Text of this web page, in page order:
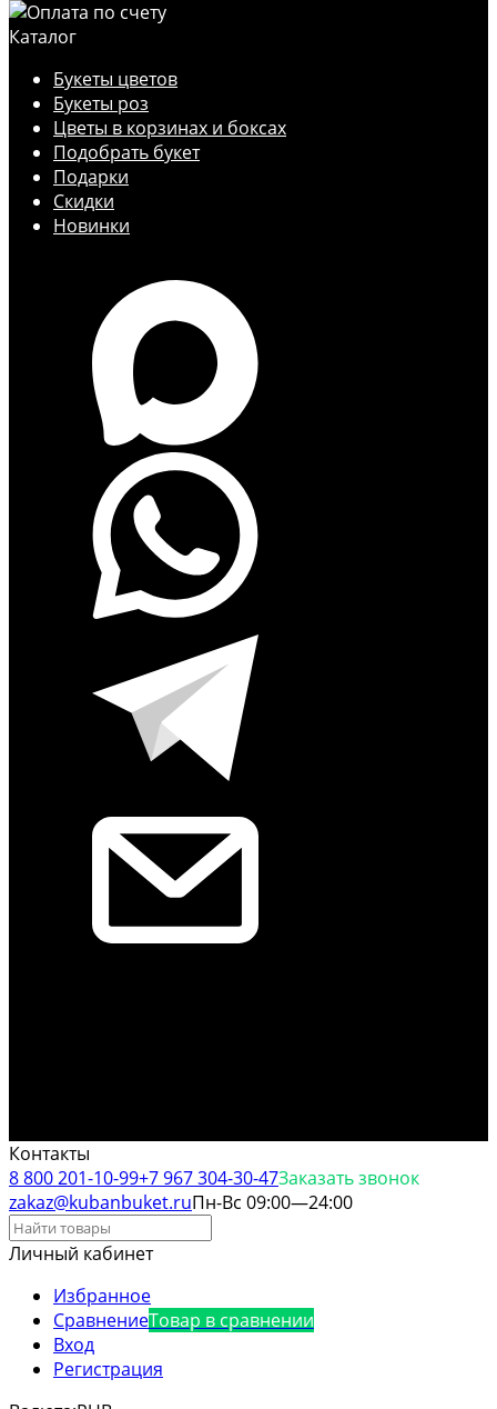
Каталог
Букеты цветов
Букеты роз
Цветы в корзинах и боксах
Подобрать букет
Подарки
Скидки
Новинки
Контакты
8 800 201-10-99+7 967 304-30-47Заказать звонок
zakaz@kubanbuket.ruПн-Вс 09:00—24:00
Личный кабинет
Избранное
СравнениеТовар в сравнении
Вход
Регистрация